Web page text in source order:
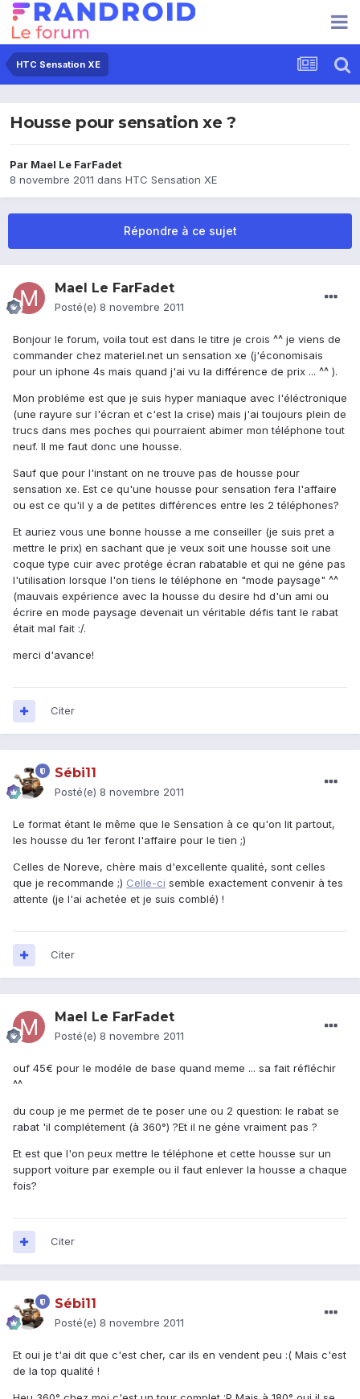
HTC Sensation XE
Housse pour sensation xe ?
Par Mael Le FarFadet
8 novembre 2011 dans HTC Sensation XE
Répondre à ce sujet
Mael Le FarFadet
Posté(e) 8 novembre 2011
Bonjour le forum, voila tout est dans le titre je crois ^^ je viens de
commander chez materiel.net un sensation xe (j'économisais
pour un iphone 4s mais quand j'ai vu la différence de prix ... ^^ ).
Mon probléme est que je suis hyper maniaque avec l'éléctronique
(une rayure sur l'écran et c'est la crise) mais j'ai toujours plein de
trucs dans mes poches qui pourraient abimer mon téléphone tout
neuf. Il me faut donc une housse.
Sauf que pour l'instant on ne trouve pas de housse pour
sensation xe. Est ce qu'une housse pour sensation fera l'affaire
ou est ce qu'il y a de petites différences entre les 2 téléphones?
Et auriez vous une bonne housse a me conseiller (je suis pret a
mettre le prix) en sachant que je veux soit une housse soit une
coque type cuir avec protége écran rabatable et qui ne géne pas
l'utilisation lorsque l'on tiens le téléphone en "mode paysage" ^^
(mauvais expérience avec la housse du desire hd d'un ami ou
écrire en mode paysage devenait un véritable défis tant le rabat
était mal fait :/.
merci d'avance!
Citer
Sébi11
Posté(e) 8 novembre 2011
Le format étant le même que le Sensation à ce qu'on lit partout,
les housse du 1er feront l'affaire pour le tien ;)
Celles de Noreve, chère mais d'excellente qualité, sont celles
que je recommande ;) Celle-ci semble exactement convenir à tes
attente (je l'ai achetée et je suis comblé) !
Citer
Mael Le FarFadet
Posté(e) 8 novembre 2011
ouf 45€ pour le modéle de base quand meme ... sa fait réfléchir
^^
du coup je me permet de te poser une ou 2 question: le rabat se
rabat 'il complétement (à 360°) ?Et il ne géne vraiment pas ?
Et est que l'on peux mettre le téléphone et cette housse sur un
support voiture par exemple ou il faut enlever la housse a chaque
fois?
Citer
Sébi11
Posté(e) 8 novembre 2011
Et oui je t'ai dit que c'est cher, car ils en vendent peu :( Mais c'est
de la top qualité !